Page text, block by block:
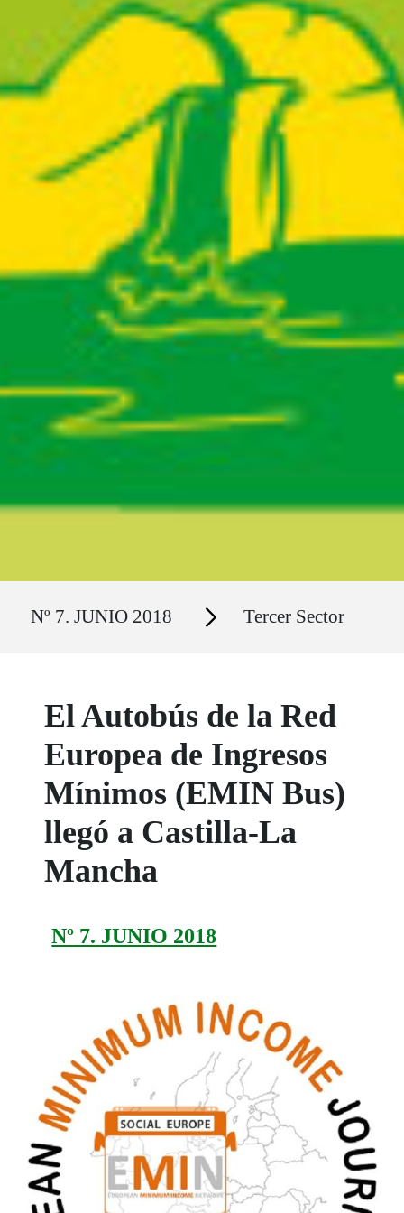
Nº 7. JUNIO 2018 Secciones Tercer Sector
El Autobús de la Red
Europea de Ingresos
Mínimos (EMIN Bus)
llegó a Castilla-La
Mancha
Nº 7. JUNIO 2018